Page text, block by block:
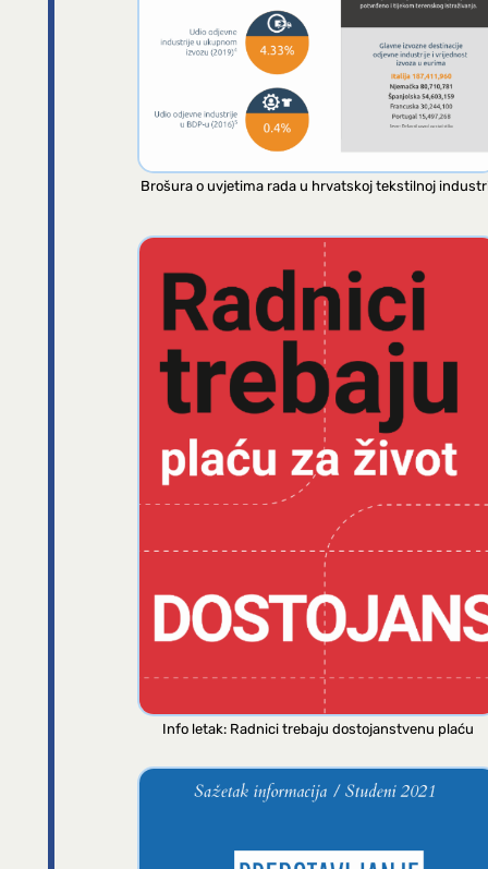
Brošura o uvjetima rada u hrvatskoj tekstilnoj
Info letak: Radnici trebaju dostojanstvenu plaću